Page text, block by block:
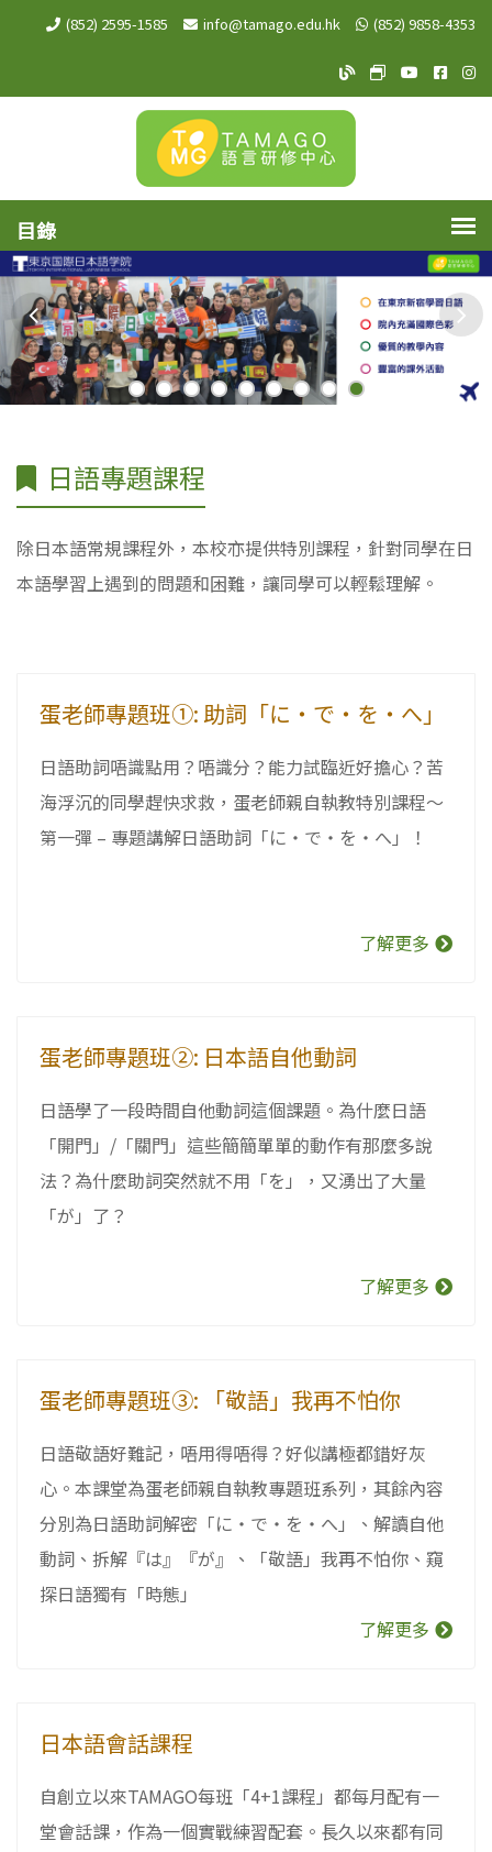
(852) 2595-1585 info@tamago.edu.hk (852) 9858-4353
TAMAGO Blog
TAMAGO MeWe
TAMAGO
日語專題課程
除日本語常規課程外，本校亦提供特別課程，針對同學在日
本語學習上遇到的問題和困難，讓同學可以輕鬆理解。
蛋老師專題班①: 助詞「に・で・を・へ」
日語助詞唔識點用？唔識分？能力試臨近好擔心？苦
海浮沉的同學趕快求救，蛋老師親自執教特別課程～
第一彈 – 專題講解日語助詞「に・で・を・へ」！
了解更多
蛋老師專題班②: 日本語自他動詞
日語學了一段時間自他動詞這個課題。為什麼日語
「開門」/「關門」這些簡簡單單的動作有那麼多說
法？為什麼助詞突然就不用「を」，又湧出了大量
「が」了？
了解更多
蛋老師專題班③: 「敬語」我再不怕你
日語敬語好難記，唔用得唔得？好似講極都錯好灰
心。本課堂為蛋老師親自執教專題班系列，其餘內容
分別為日語助詞解密「に・で・を・へ」、解讀自他
動詞、拆解『は』『が』、「敬語」我再不怕你、窺
探日語獨有「時態」
了解更多
日本語會話課程
自創立以來TAMAGO每班「4+1課程」都每月配有一
堂會話課，作為一個實戰練習配套。長久以來都有同